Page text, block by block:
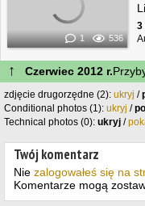
1 536
3
↑ Czerwiec 2012 r.
zdjęcie drugorzędne (2): ukryj /
Conditional photos (1): ukryj /
Technical photos (0): ukryj /
Twój komentarz
Nie zalogowałeś się na
Komentarze mogą